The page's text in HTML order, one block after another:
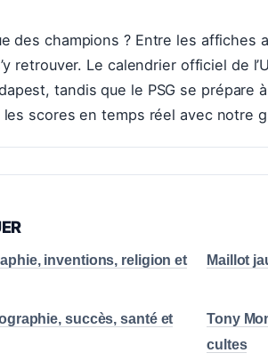
des champions ? Entre les affiches
retrouver. Le calendrier officiel de
tandis que le PSG se
scores en temps réel avec notre
inventions, religion et
Maillot
succès, santé et
Tony
cultes